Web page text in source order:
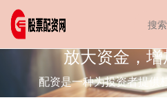
放大资金，
配资是一种为投资者提供